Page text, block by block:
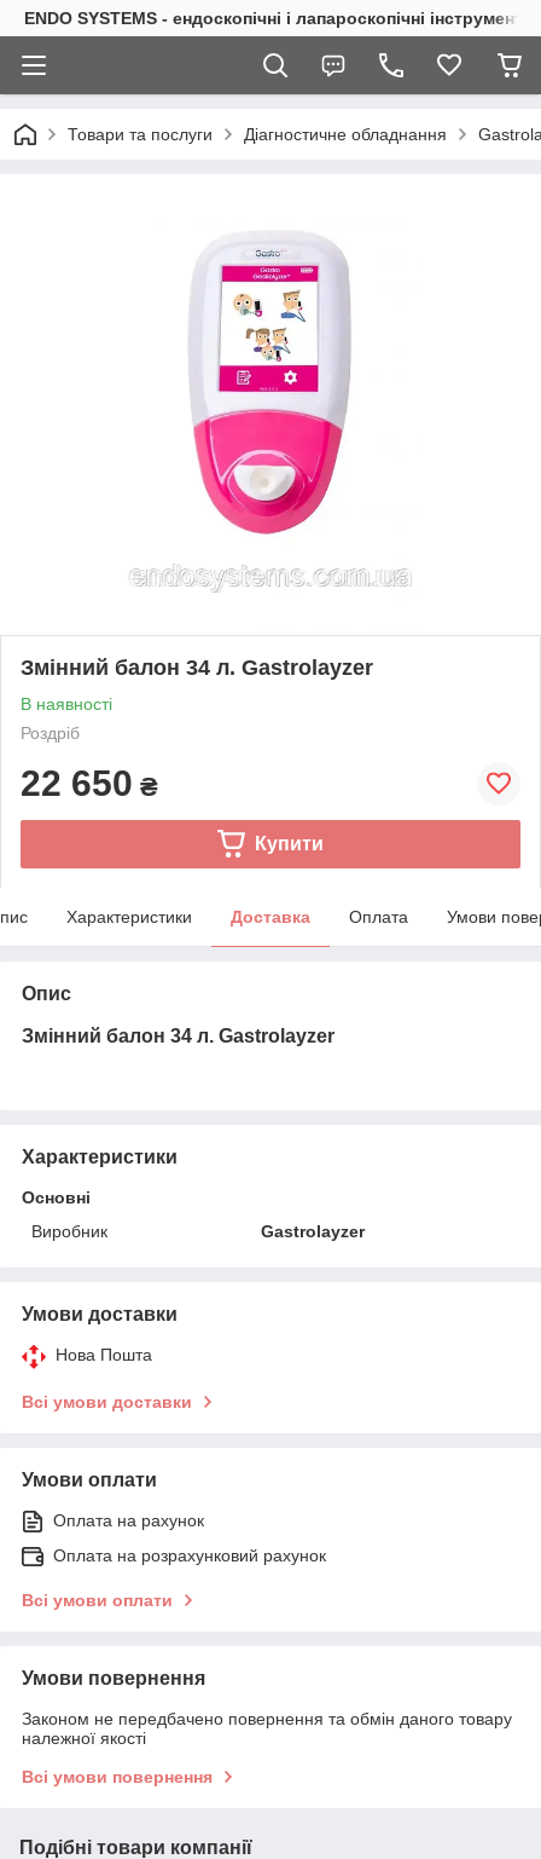
ENDO SYSTEMS - ендоскопічні і лапароскопічні інструменти
Товари та послуги Діагностичне обладнання
Змінний балон 34 л. Gastrolayzer
В наявності
Роздріб
22 650 ₴
Купити
Характеристики Доставка Оплата Умови
Опис
Змінний балон 34 л. Gastrolayzer
Характеристики
Основні
Виробник
Gastrolayzer
Умови доставки
Нова Пошта
Всі умови доставки
Умови оплати
Оплата на рахунок
Оплата на розрахунковий рахунок
Всі умови оплати
Умови повернення
Законом не передбачено повернення та обмін даного товару
належної якості
Всі умови повернення
Подібні товари компанії